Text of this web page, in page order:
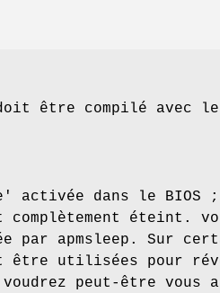
être compilé avec le
dans le BIOS ;
éteint.
par apmsleep. Sur
être utilisées pour
voudrez peut-être vous